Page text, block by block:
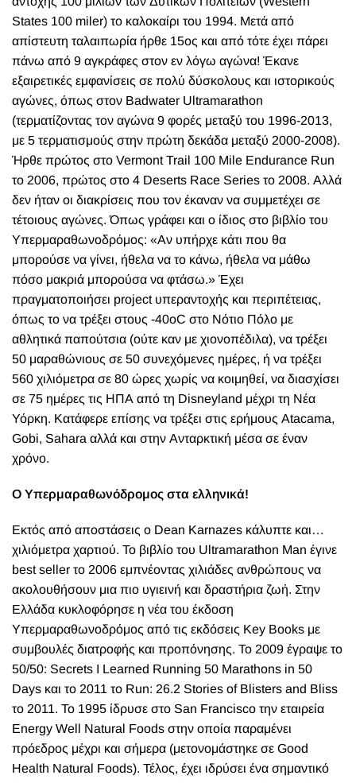
States 100 miler) το καλοκαίρι του 1994. Μετά από
απίστευτη ταλαιπωρία ήρθε 15ος και από τότε έχει πάρει
πάνω από 9 αγκράφες στον εν λόγω αγώνα! Έκανε
εξαιρετικές εμφανίσεις σε πολύ δύσκολους και ιστορικούς
αγώνες, όπως στον Badwater Ultramarathon
(τερματίζοντας τον αγώνα 9 φορές μεταξύ του 1996-2013,
με 5 τερματισμούς στην πρώτη δεκάδα μεταξύ 2000-2008).
Ήρθε πρώτος στο Vermont Trail 100 Mile Endurance Run
το 2006, πρώτος στο 4 Deserts Race Series το 2008. Αλλά
δεν ήταν οι διακρίσεις που τον έκαναν να συμμετέχει σε
τέτοιους αγώνες. Όπως γράφει και ο ίδιος στο βιβλίο του
Υπερμαραθωνοδρόμος: «Αν υπήρχε κάτι που θα
μπορούσε να γίνει, ήθελα να το κάνω, ήθελα να μάθω
πόσο μακριά μπορούσα να φτάσω.» Έχει
πραγματοποιήσει project υπεραντοχής και περιπέτειας,
όπως το να τρέξει στους -40οC στο Νότιο Πόλο με
αθλητικά παπούτσια (ούτε καν με χιονοπέδιλα), να τρέξει
50 μαραθώνιους σε 50 συνεχόμενες ημέρες, ή να τρέξει
560 χιλιόμετρα σε 80 ώρες χωρίς να κοιμηθεί, να διασχίσει
σε 75 ημέρες τις ΗΠΑ από τη Disneyland μέχρι τη Νέα
Υόρκη. Κατάφερε επίσης να τρέξει στις ερήμους Atacama,
Gobi, Sahara αλλά και στην Ανταρκτική μέσα σε έναν
χρόνο.
Ο Υπερμαραθωνόδρομος στα ελληνικά!
Εκτός από αποστάσεις ο Dean Karnazes κάλυπτε και…
χιλιόμετρα χαρτιού. Το βιβλίο του Ultramarathon Man έγινε
best seller το 2006 εμπνέοντας χιλιάδες ανθρώπους να
ακολουθήσουν μια πιο υγιεινή και δραστήρια ζωή. Στην
Ελλάδα κυκλοφόρησε η νέα του έκδοση
Υπερμαραθωνοδρόμος από τις εκδόσεις Key Books με
συμβουλές διατροφής και προπόνησης. Το 2009 έγραψε το
50/50: Secrets I Learned Running 50 Marathons in 50
Days και το 2011 το Run: 26.2 Stories of Blisters and Bliss
το 2011. Το 1995 ίδρυσε στο San Francisco την εταιρεία
Energy Well Natural Foods στην οποία παραμένει
πρόεδρος μέχρι και σήμερα (μετονομάστηκε σε Good
Health Natural Foods). Τέλος, έχει ιδρύσει ένα σημαντικό